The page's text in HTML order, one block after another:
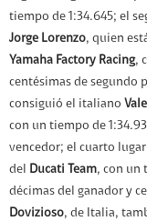
tiempo de 1:34.645; el
Jorge Lorenzo, quien
Yamaha Factory Racing,
centésimas de segundo
consiguió el italiano
con un tiempo de
vencedor; el cuarto
del Ducati Team, con un
décimas del ganador y
Dovizioso, de Italia,